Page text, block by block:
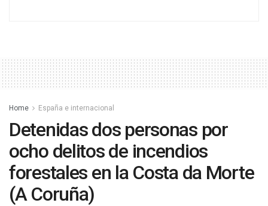
Home España e internacional
Detenidas dos personas por
ocho delitos de incendios
forestales en la Costa da Morte
(A Coruña)